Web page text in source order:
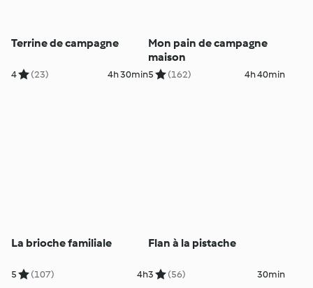
Terrine de campagne
4 (23) 4h 30min
Mon pain de campagne
maison
5 (162) 4h 40min
La brioche familiale
5 (107) 4h
Flan à la pistache
3 (56) 30min